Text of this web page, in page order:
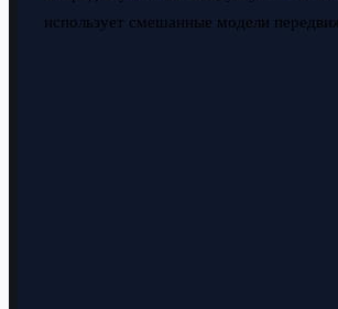
использует смешанные модели